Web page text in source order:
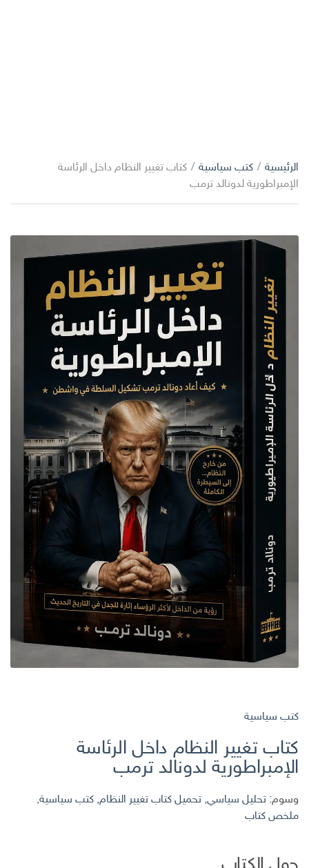
الرئيسية / كتب سياسية / كتاب تغيير النظام داخل الرئاسة
الإمبراطورية لدونالد ترمب
كتب سياسية
كتاب تغيير النظام داخل الرئاسة
الإمبراطورية لدونالد ترمب
وسوم: تحليل سياسي, تحميل كتاب تغيير النظام, كتب سياسية,
ملخص كتاب